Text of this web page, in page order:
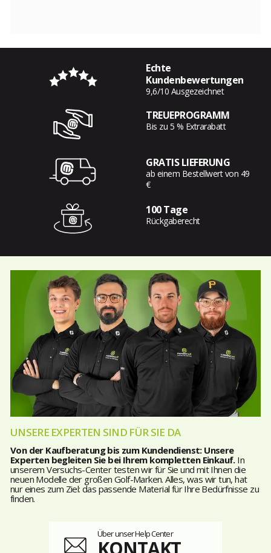
Echte
Kundenbewertungen
9,6/10 Ausgezeichnet
TREUEPROGRAMM
Bis zu 5 % Extrarabatt
GRATIS LIEFERUNG
ab einem Bestellwert von 49
€
100 Tage
Rückgaberecht
UNSERE EXPERTEN SIND FÜR SIE DA
Von der Kaufberatung bis zum Kundendienst: Unsere
Experten begleiten Sie bei Ihrem kompletten Einkauf.In
unserem Versuchs-Center testen wir für Sie und mit Ihnen die
neuen Modelle der großen Golf-Marken. Alles, was wir tun, hat
nur eines zum Ziel: das passende Material für Ihre Bedürfnisse zu
finden.
Über unser Help Center